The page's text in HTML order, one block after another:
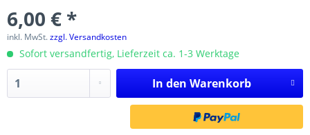
6,00 € *
inkl. MwSt.zzgl. Versandkosten
Sofort versandfertig, Lieferzeit ca. 1-3 Werktage
In den Warenkorb